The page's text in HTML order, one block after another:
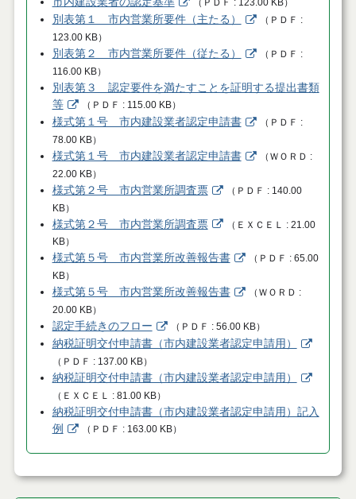
（ ＰＤＦ 123.00 KB）
別表第１ 市内営業所要件（主たる） （ ＰＤＦ
123.00 KB）
別表第２ 市内営業所要件（従たる） （ ＰＤＦ
116.00 KB）
別表第３ 認定要件を満たすことを証明する提出書類
等
（ ＰＤＦ 115.00 KB）
様式第１号 市内建設業者認定申請書 （ ＰＤＦ
78.00 KB）
様式第１号 市内建設業者認定申請書 （ ＷＯＲＤ
22.00 KB）
様式第２号 市内営業所調査票 （ ＰＤＦ
140.00
KB）
様式第２号 市内営業所調査票 （ ＥＸＣＥＬ
21.00
KB）
様式第５号 市内営業所改善報告書 （ ＰＤＦ
65.00
KB）
様式第５号 市内営業所改善報告書 （ ＷＯＲＤ
20.00 KB）
認定手続きのフロー （ ＰＤＦ 56.00 KB）
納税証明交付申請書（市内建設業者認定申請用）
（ ＰＤＦ 137.00 KB）
納税証明交付申請書（市内建設業者認定申請用）
（ ＥＸＣＥＬ 81.00 KB）
納税証明交付申請書（市内建設業者認定申請用）記入
例
（ ＰＤＦ 163.00 KB）